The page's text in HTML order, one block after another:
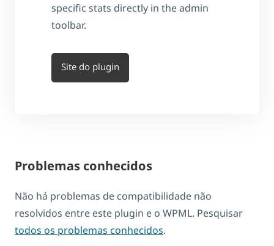
specific stats directly in the admin
toolbar.
Site do plugin
Problemas conhecidos
Não há problemas de compatibilidade não
resolvidos entre este plugin e o WPML. Pesquisar
todos os problemas conhecidos.